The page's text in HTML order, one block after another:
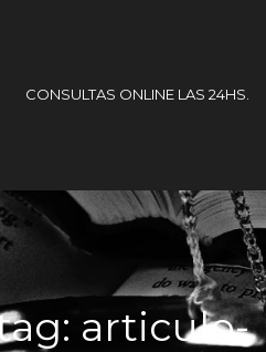
CONSULTAS ONLINE LAS 24HS.
articulo-